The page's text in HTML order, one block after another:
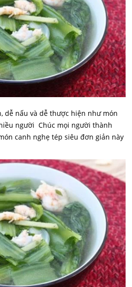
dễ nấu và dễ thược hiện như món
người Chúc mọi người thành
canh nghẹ tép siêu đơn giản này